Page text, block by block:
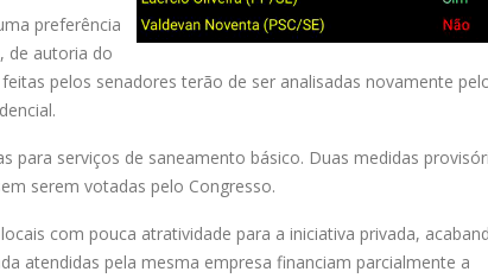
preferência
de autoria do
pelos senadores terão de ser analisadas novamente
para serviços de saneamento básico. Duas medidas
serem votadas pelo Congresso.
com pouca atratividade para a iniciativa privada,
atendidas pela mesma empresa financiam parcialmente a